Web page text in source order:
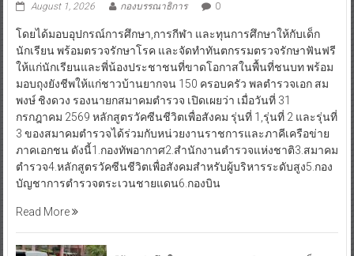
August 1, 2026 กองบรรณาธิการ 0
โดยได้มอบอุปกรณ์การศึกษา,การกีฬา และทุนการศึกษาให้กับเด็ก
นักเรียน พร้อมตรวจรักษาโรค และจัดทำทันตกรรมตรวจรักษาฟันฟรี
ให้แก่นักเรียนและพี่น้องประชาชนที่ขาดโอกาสในพื้นที่ชนบท พร้อม
มอบถุงยังชีพให้แก่ชาวบ้านยากจน 150 ครอบครัว พลตำรวจเอก สม
พงษ์ ชิงดวง รองนายกสมาคมตำรวจ เปิดเผยว่า เมื่อวันที่ 31
กรกฎาคม 2569 หลักสูตรวัคซีนชีวิตเพื่อสังคม รุ่นที่ 1,รุ่นที่ 2 และรุ่นที่
3 ของสมาคมตำรวจได้ร่วมกับหน่วยงานราชการและภาคีเครือข่าย
ภาคเอกชน ดังนี้1.กองทัพอากาศ2.สำนักงานตำรวจแห่งชาติ3.สมาคม
ตำรวจ4.หลักสูตรวัคซีนชีวิตเพื่อสังคมสำหรับผู้บริหารระดับสูง5.กอง
บัญชาการตำรวจตระเวนชายแดน6.กองบิน
Read More